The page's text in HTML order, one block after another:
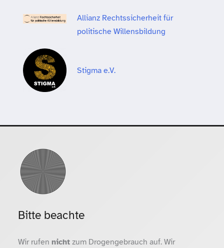
Allianz Rechtssicherheit für
politische Willensbildung
Stigma e.V.
Bitte beachte
Wir rufen nichtzum Drogengebrauch auf. Wir